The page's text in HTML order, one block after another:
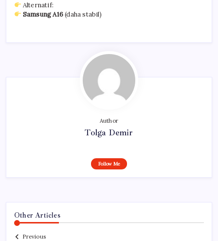
Alternatif:
Samsung A16(daha stabil)
Author
Tolga Demir
Follow Me
Other Articles
Previous